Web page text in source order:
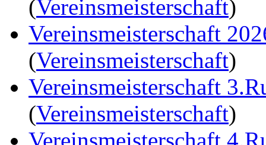
(Vereinsmeisterschaft)
Vereinsmeisterschaft
(Vereinsmeisterschaft)
Vereinsmeisterschaft
(Vereinsmeisterschaft)
Vereinsmeisterschaft